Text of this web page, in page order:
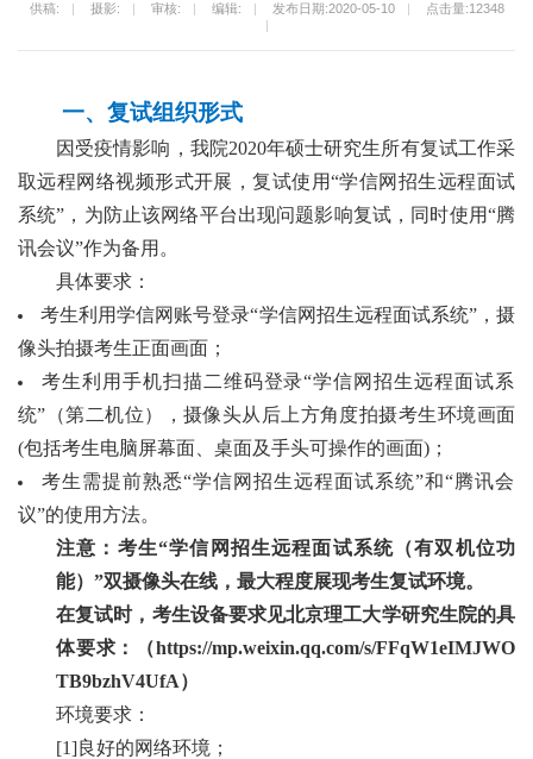
供稿: | 摄影: | 审核: | 编辑: | 发布日期:2020-05-10 | 点击量:12348
|
一、复试组织形式
因受疫情影响，我院2020年硕士研究生所有复试工作采
取远程网络视频形式开展，复试使用“学信网招生远程面试
系统”，为防止该网络平台出现问题影响复试，同时使用“腾
讯会议”作为备用。
具体要求：
考生利用学信网账号登录“学信网招生远程面试系统”，摄
像头拍摄考生正面画面；
考生利用手机扫描二维码登录“学信网招生远程面试系
统”（第二机位），摄像头从后上方角度拍摄考生环境画面
(包括考生电脑屏幕面、桌面及手头可操作的画面) ；
考生需提前熟悉“学信网招生远程面试系统”和“腾讯会
议”的使用方法。
注意：考生“学信网招生远程面试系统（有双机位功
能）”双摄像头在线，最大程度展现考生复试环境。
在复试时，考生设备要求见北京理工大学研究生院的具
体要求：（https://mp.weixin.qq.com/s/FFqW1eIMJWO
TB9bzhV4UfA）
环境要求：
[1]良好的网络环境；